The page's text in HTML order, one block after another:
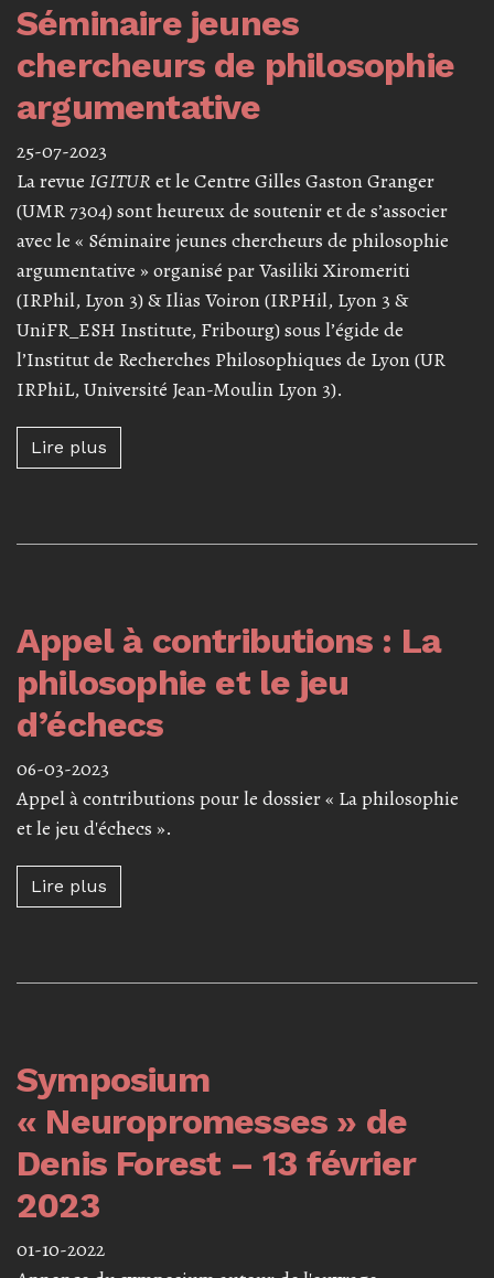
Séminaire jeunes
chercheurs de philosophie
argumentative
25-07-2023
La revue IGITUR et le Centre Gilles Gaston Granger
(UMR 7304) sont heureux de soutenir et de s’associer
avec le « Séminaire jeunes chercheurs de philosophie
argumentative » organisé par Vasiliki Xiromeriti
(IRPhil, Lyon 3) & Ilias Voiron (IRPHil, Lyon 3 &
UniFR_ESH Institute, Fribourg) sous l’égide de
l’Institut de Recherches Philosophiques de Lyon (UR
IRPhiL, Université Jean-Moulin Lyon 3).
Lire plus
Appel à contributions : La
philosophie et le jeu
d’échecs
06-03-2023
Appel à contributions pour le dossier « La philosophie
et le jeu d'échecs ».
Lire plus
Symposium
« Neuropromesses » de
Denis Forest – 13 février
2023
01-10-2022